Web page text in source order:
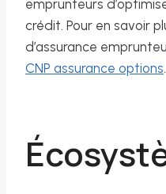
emprunteurs
crédit. Pour en savoir
d’assurance
CNP assurance options.